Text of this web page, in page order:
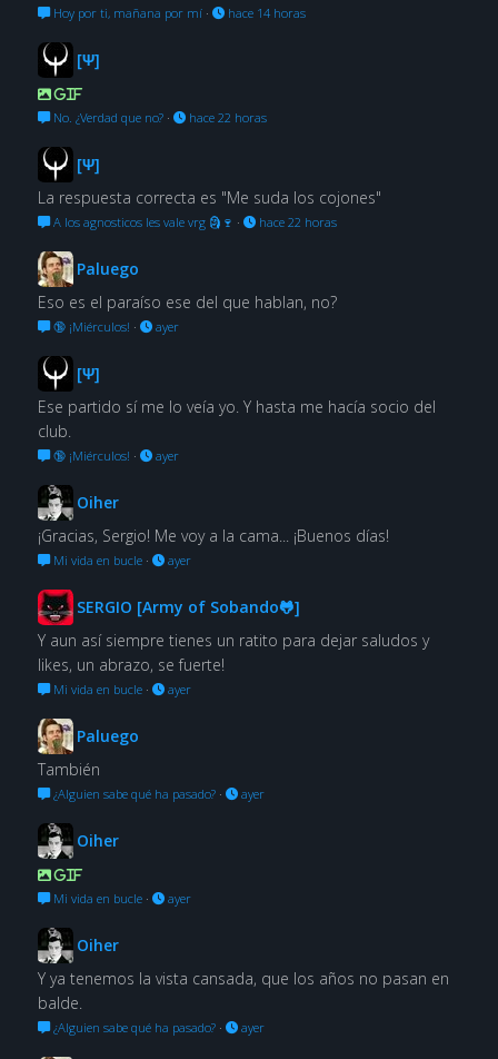
Hoy por ti, mañana por mí· hace 14 horas
[Ψ]
GIF
No. ¿Verdad que no?· hace 22 horas
[Ψ]
La respuesta correcta es "Me suda los cojones"
A los agnosticos les vale vrg 🗿🍷 · hace 22 horas
Paluego
Eso es el paraíso ese del que hablan, no?
🔞 ¡Miérculos! · ayer
[Ψ]
Ese partido sí me lo veía yo. Y hasta me hacía socio del
club.
🔞 ¡Miérculos! · ayer
Oiher
¡Gracias, Sergio! Me voy a la cama... ¡Buenos días!
Mi vida en bucle· ayer
SERGIO [Army of Sobando🐸]
Y aun así siempre tienes un ratito para dejar saludos y
likes, un abrazo, se fuerte!
Mi vida en bucle· ayer
Paluego
También
¿Alguien sabe qué ha pasado?· ayer
Oiher
GIF
Mi vida en bucle· ayer
Oiher
Y ya tenemos la vista cansada, que los años no pasan en
balde.
¿Alguien sabe qué ha pasado?· ayer